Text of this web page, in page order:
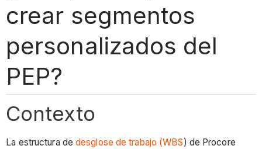
crear segmentos
personalizados del
PEP?
Contexto
La estructura dedesglose de trabajo (WBS) de Procore